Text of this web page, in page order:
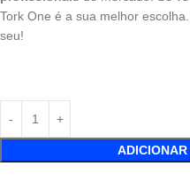
Tork One é a sua melhor
seu!